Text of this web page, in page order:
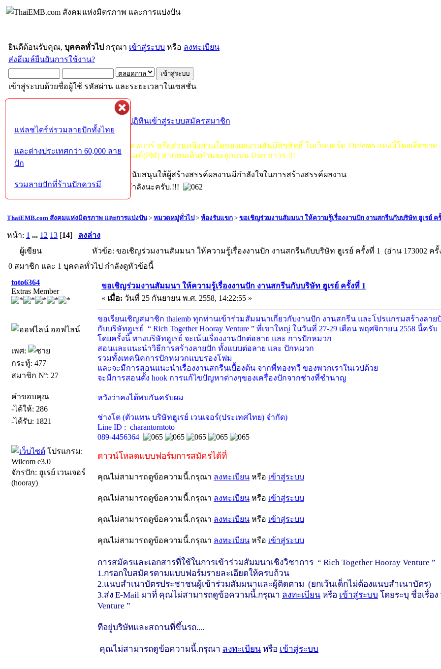
ยินดีต้อนรับคุณ, บุคคลทั่วไป กรุณา เข้าสู่ระบบ หรือ ลงทะเบียน
ส่งอีเมล์ยืนยันการใช้งาน?
เข้าสู่ระบบด้วยชื่อผู้ใช้ รหัสผ่าน และระยะเวลาในเซสชั่น
ปฏิทินเข้าสู่ระบบสมัครสมาชิก
กฏ-กติกา ห้ามจำหน่าย, จ่ายแจก ซอฟแวร์หรือส่วนหนึ่งส่วนใดของผลงานอันมีลิขสิทธิ์ ในเว็บบอร์ด Thaiemb แห่งนี้โดยเด็ดขาด
ไม่ว่าจะเป็นทางหน้าบอร์ด หรือหลังไมค์(PM) หากพบเห็นท่านจะถูกแบน User ถาวร.!!!
หากท่านถูกในในผลงาน หรืออยากสนับสนุนให้ผู้สร้างสรรค์ผลงานมีกำลังใจในการสร้างสรรค์ผลงาน
โปรดช่วยบริจาคให้ผู้จัดทำบ้างตามกำลังนะครับ.!!!
ThaiEMB.com สังคมแห่งมิตรภาพ และการแบ่งปัน> หมวดหมู่ทั่วไป > ห้องรับแขก > ขอเชิญร่วมงานสัมมนา ให้ความรู้เรื่องงานปัก งานสกรีนกับบริษัท ฮูเรย์ ค
หน้า: 1 ... 12 13 [14] ลงล่าง
ผู้เขียน
หัวข้อ: ขอเชิญร่วมงานสัมมนา ให้ความรู้เรื่องงานปัก งานสกรีนกับบริษัท ฮูเรย์ ครั้งที่ 1 (อ่าน 173002 ครั้
0 สมาชิก และ 1 บุคคลทั่วไป กำลังดูหัวข้อนี้
toto6364
Extras Member
ออฟไลน์
เพศ:
กระทู้: 477
สมาชิก Nº: 27
คำขอบคุณ
-ได้ให้: 286
-ได้รับ: 1821
โปรแกรม:
Wilcom e3.0
จักรปัก: ฮูเรย์ เวนเจอร์
(hooray)
ขอเชิญร่วมงานสัมมนา ให้ความรู้เรื่องงานปัก งานสกรีนกับบริษัท ฮูเรย์ ครั้งที่ 1
« เมื่อ: วันที่ 25 กันยายน พ.ศ. 2558, 14:22:55 »
ขอเรียนเชิญสมาชิก thaiemb ทุกท่านเข้าร่วมสัมมนาเกี่ยวกับงานปัก งานสกรีน และโปรแกรมสร้างลาย
กับบริษัทฮูเรย์ “ Rich Together Hooray Venture ” ที่เขาใหญ่ ในวันที่ 27-29 เดือน พฤศจิกายน 2558 นี้ครับ
โดยครั้งนี้ ทางบริษัทฮูเรย์ จะเน้นเรื่องงานปักต่อลาย และ การปักหมวก
สอนและแนะนำวิธีการสร้างลายปัก ทั้งแบบต่อลาย และ ปักหมวก
รวมทั้งเทคนิคการปักหมวกแบบรองโฟม
และจะมีการสอนแนะนำเรื่องงานสกรีนเบื้องต้น จากพี่ทองทวี ของพวกเราในเวปด้วย
จะมีการสอนตั้ง hook การแก้ไขปัญหาต่างๆของเครื่องปักจากช่างที่ชำนาญ
หวังว่าคงได้พบกันครับผม
ช่างโต (ตัวแทน บริษัทฮูเรย์ เวนเจอร์(ประเทศไทย) จำกัด)
Line ID : charantorntoto
089-4456364
ดาวน์โหลดแบบฟอร์มการสมัครได้ที่
คุณไม่สามารถดูข้อความนี้.กรุณา ลงทะเบียน หรือ เข้าสู่ระบบ
คุณไม่สามารถดูข้อความนี้.กรุณา ลงทะเบียน หรือ เข้าสู่ระบบ
คุณไม่สามารถดูข้อความนี้.กรุณา ลงทะเบียน หรือ เข้าสู่ระบบ
คุณไม่สามารถดูข้อความนี้.กรุณา ลงทะเบียน หรือ เข้าสู่ระบบ
การสมัครและเอกสารที่ใช้ในการเข้าร่วมสัมมนาเชิงวิชาการ “ Rich Together Hooray Venture ”
1.กรอกใบสมัครตามแบบฟอร์มรายละเอียดให้ครบถ้วน
2.แนบสำเนาบัตรประชาชนผู้เข้าร่วมสัมมนาและผู้ติดตาม (ยกเว้นเด็กไม่ต้องแนบสำเนาบัตร)
3.ส่ง E-Mail มาที่ คุณไม่สามารถดูข้อความนี้.กรุณา ลงทะเบียน หรือ เข้าสู่ระบบ โดยระบุ ชื่อเรื่อง
Venture ”
ทีอยู่บริษัทและสถานที่ขึ้นรถ....
คุณไม่สามารถดูข้อความนี้.กรุณา ลงทะเบียน หรือ เข้าสู่ระบบ
แฟลชไดร์ฟรวมลายปักทั้งไทย
และต่างประเทศกว่า 60,000 ลาย
ปัก
รวมลายปักที่ร้านปักควรมี